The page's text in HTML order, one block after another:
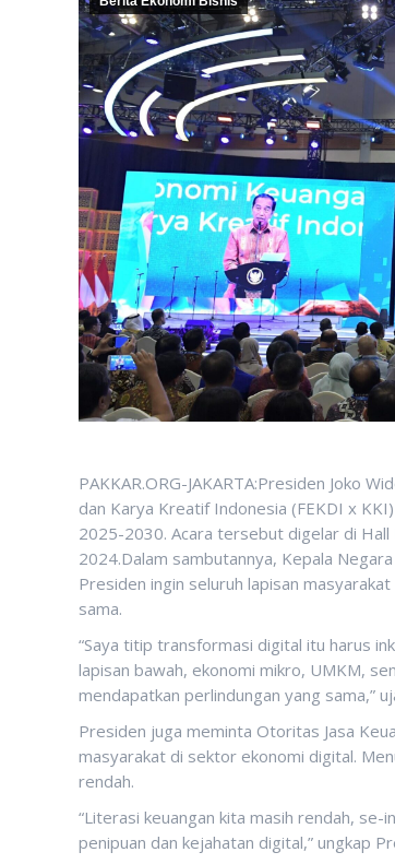
PAKKAR.ORG-JAKARTA:Presiden Joko
dan Karya Kreatif Indonesia (FEKDI x
2025-2030. Acara tersebut digelar di Hall
2024.Dalam sambutannya, Kepala
Presiden ingin seluruh lapisan
sama.
“Saya titip transformasi digital itu harus
lapisan bawah, ekonomi mikro, UMKM,
mendapatkan perlindungan yang sama,”
Presiden juga meminta Otoritas Jasa
masyarakat di sektor ekonomi digital.
rendah.
“Literasi keuangan kita masih rendah,
penipuan dan kejahatan digital,” ungkap